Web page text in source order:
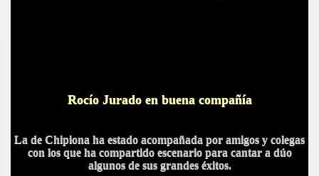
Rocío Jurado en buena compañía
La de Chipiona ha estado acompañada por amigos y colegas
con los que ha compartido escenario para cantar a dúo
algunos de sus grandes éxitos.